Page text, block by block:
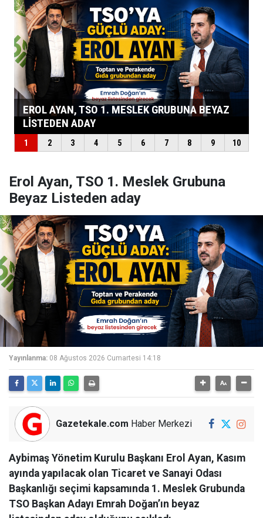
Erol Ayan, TSO 1. Meslek Grubuna
Beyaz Listeden aday
Yayınlanma: 08 Ağustos 2026 Cumartesi 14:18
Gazetekale.com Haber Merkezi
Aybimaş Yönetim Kurulu Başkanı Erol Ayan, Kasım
ayında yapılacak olan Ticaret ve Sanayi Odası
Başkanlığı seçimi kapsamında 1. Meslek Grubunda
TSO Başkan Adayı Emrah Doğan’ın beyaz